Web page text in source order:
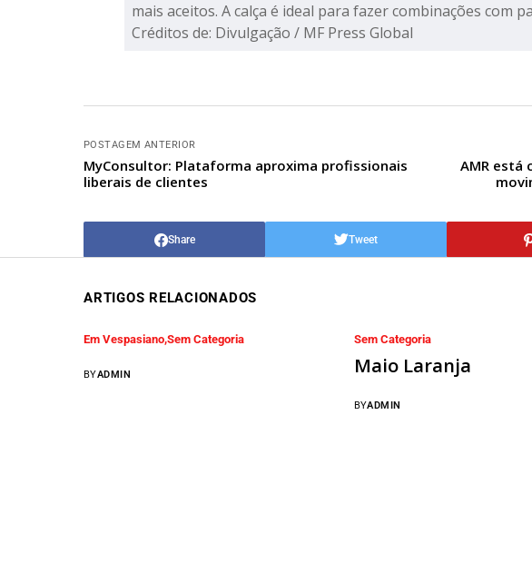
mais aceitos. A calça é ideal para fazer combinações com
Créditos de: Divulgação / MF Press Global
POSTAGEM ANTERIOR
MyConsultor: Plataforma aproxima profissionais
liberais de clientes
AMR está
Share Tweet
ARTIGOS RELACIONADOS
Em Vespasiano Sem Categoria
BYADMIN
Sem Categoria
Maio Laranja
BYADMIN